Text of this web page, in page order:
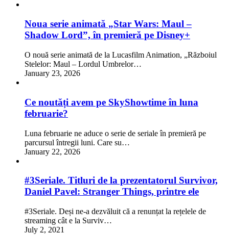
Noua serie animată „Star Wars: Maul –
Shadow Lord”, în premieră pe Disney+
O nouă serie animată de la Lucasfilm Animation, „Războiul
Stelelor: Maul – Lordul Umbrelor…
January 23, 2026
Ce noutăți avem pe SkyShowtime în luna
februarie?
Luna februarie ne aduce o serie de seriale în premieră pe
parcursul întregii luni. Care su…
January 22, 2026
#3Seriale. Titluri de la prezentatorul Survivor,
Daniel Pavel: Stranger Things, printre ele
#3Seriale. Deși ne-a dezvăluit că a renunțat la rețelele de
streaming cât e la Surviv…
July 2, 2021